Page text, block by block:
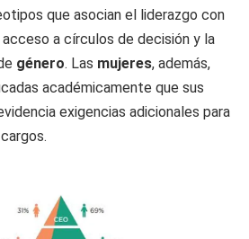
que asocian el liderazgo con
a círculos de decisión y la
género. Las mujeres, además,
académicamente que sus
exigencias adicionales para